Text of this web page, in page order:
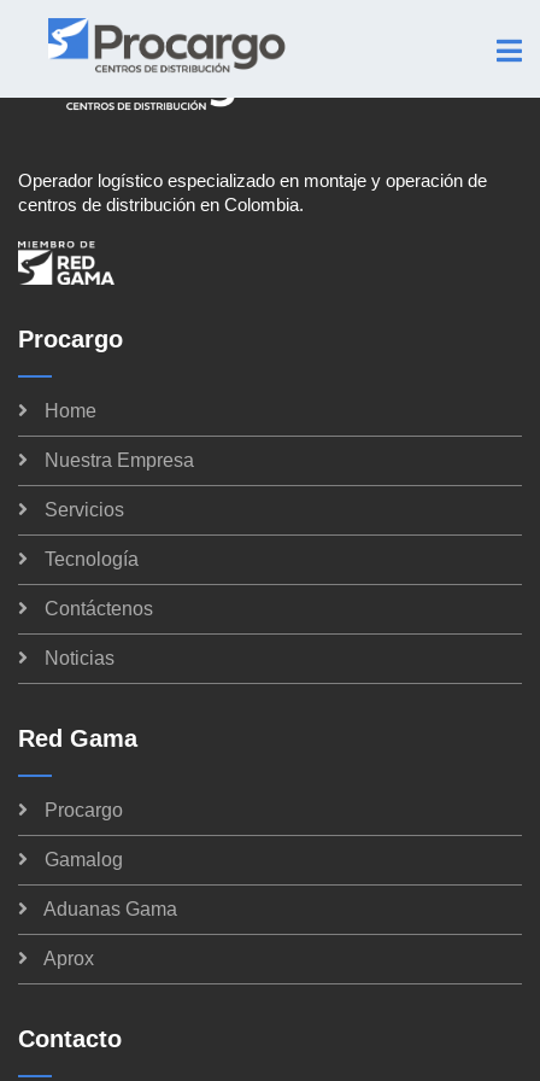
Operador logístico especializado en montaje y operación de
centros de distribución en Colombia.
Procargo
Home
Nuestra Empresa
Servicios
Tecnología
Contáctenos
Noticias
Red Gama
Procargo
Gamalog
Aduanas Gama
Aprox
Contacto